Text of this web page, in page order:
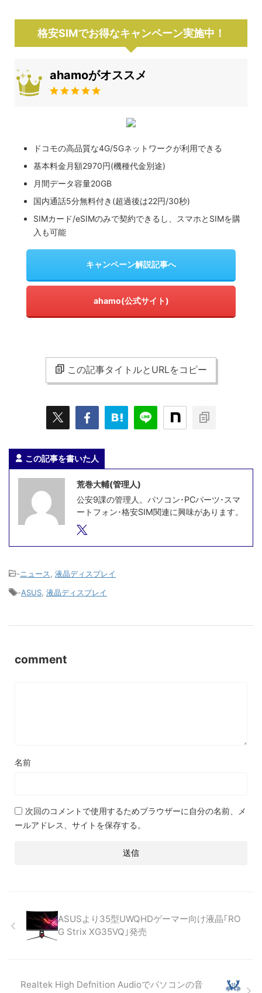
格安SIMでお得なキャンペーン実施中！
ahamoがオススメ
ドコモの高品質な4G/5Gネットワークが利用できる
基本料金月額2970円(機種代金別途)
月間データ容量20GB
国内通話5分無料付き(超過後は22円/30秒)
SIMカード/eSIMのみで契約できるし、スマホとSIMを購
入も可能
キャンペーン解説記事へ
ahamo(公式サイト)
この記事タイトルとURLをコピー
この記事を書いた人
荒巻大輔(管理人)
公安9課の管理人。パソコン･PCパーツ･スマ
ートフォン･格安SIM関連に興味があります。
-ニュース, 液晶ディスプレイ
-ASUS, 液晶ディスプレイ
comment
名前
次回のコメントで使用するためブラウザーに自分の名前、メ
ールアドレス、サイトを保存する。
ASUSより35型UWQHDゲーマー向け液晶｢RO
G Strix XG35VQ｣発売
Realtek High Defnition Audioでパソコンの音